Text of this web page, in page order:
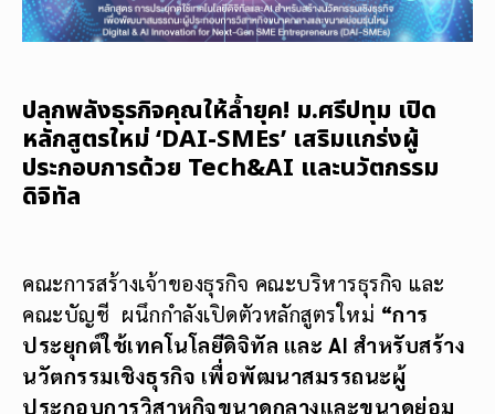
ปลุกพลังธุรกิจคุณให้ล้ำยุค! ม.ศรีปทุม เปิด
หลักสูตรใหม่ ‘DAI-SMEs’ เสริมแกร่งผู้
ประกอบการด้วย Tech&AI และนวัตกรรม
ดิจิทัล
คณะการสร้างเจ้าของธุรกิจ คณะบริหารธุรกิจ และ
คณะบัญชี ผนึกกำลังเปิดตัวหลักสูตรใหม่ “การ
ประยุกต์ใช้เทคโนโลยีดิจิทัล และ AI สำหรับสร้าง
นวัตกรรมเชิงธุรกิจ เพื่อพัฒนาสมรรถนะผู้
ประกอบการวิสาหกิจขนาดกลางและขนาดย่อม